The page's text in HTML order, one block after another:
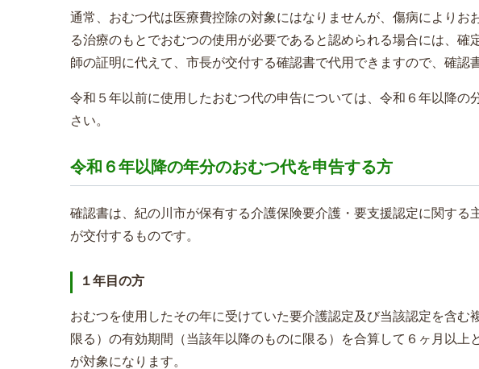
通常、おむつ代は医療費控除の対象にはなりませんが、傷病によりお
る治療のもとでおむつの使用が必要であると認められる場合には、
師の証明に代えて、市長が交付する確認書で代用できますので、確認
令和５年以前に使用したおむつ代の申告については、令和６年以降
さい。
令和６年以降の年分のおむつ代を申告する方
確認書は、紀の川市が保有する介護保険要介護・要支援認定に関す
が交付するものです。
１年目の方
おむつを使用したその年に受けていた要介護認定及び当該認定を含む
限る）の有効期間（当該年以降のものに限る）を合算して６ヶ月以
が対象になります。